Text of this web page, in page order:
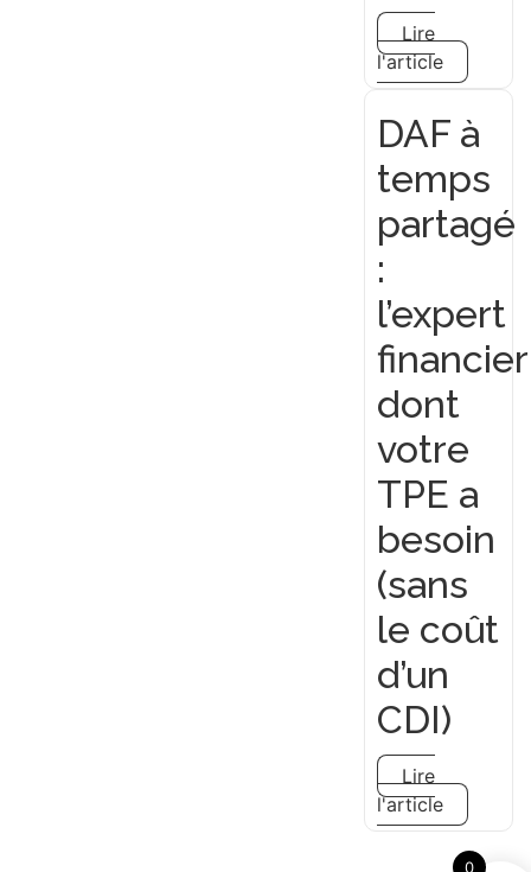
Lire
l'article
DAF à
temps
partagé
:
l’expert
financier
dont
votre
TPE a
besoin
(sans
le coût
d’un
CDI)
Lire
l'article
0